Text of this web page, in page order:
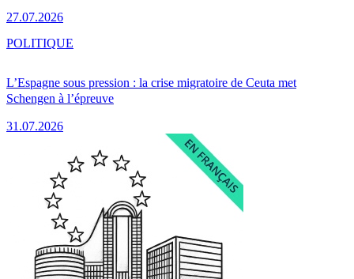
27.07.2026
L’Espagne sous pression : la crise migratoire de Ceuta met
Schengen à l’épreuve
31.07.2026
POLITIQUE